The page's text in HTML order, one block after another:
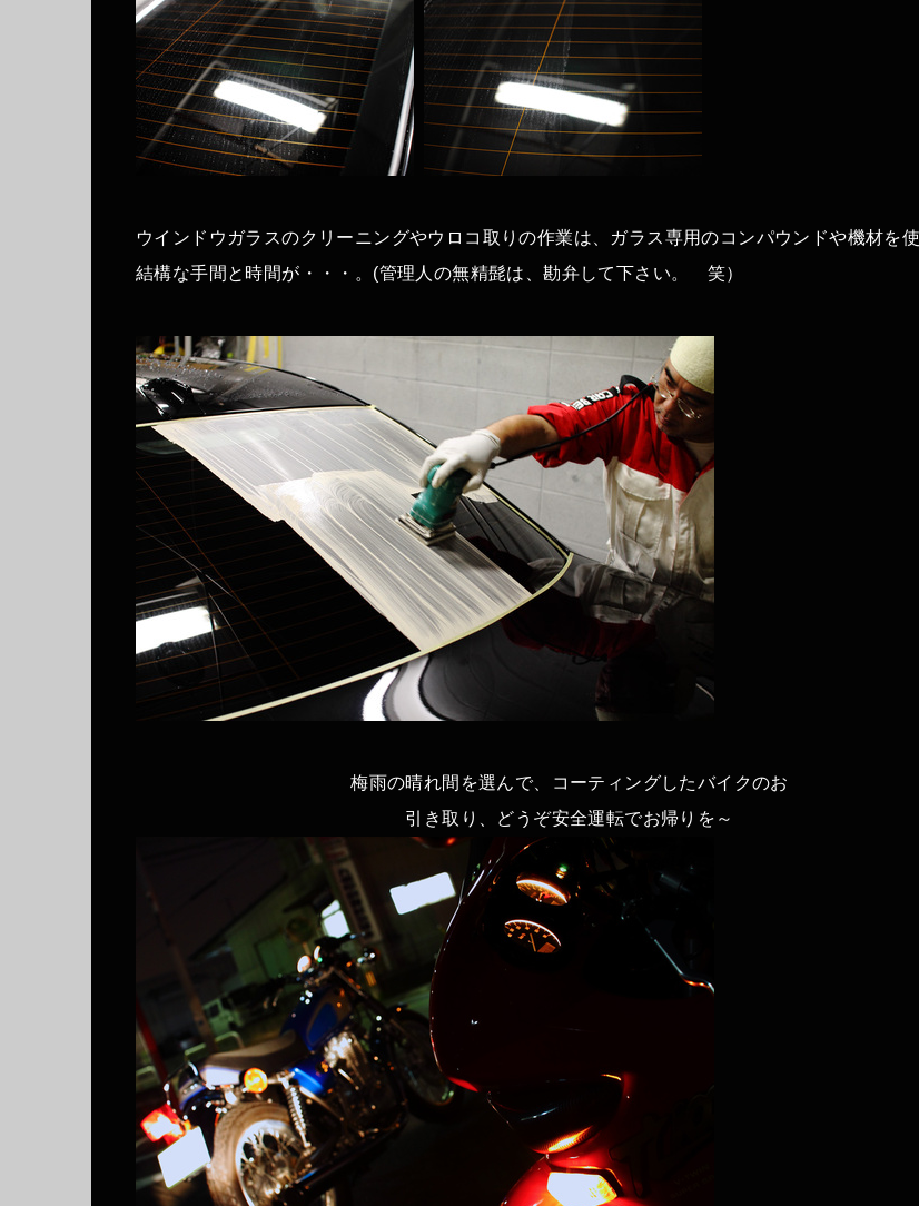
ウインドウガラスのクリーニングやウロコ取りの作業は、ガラス専用のコンパウンドや機材を
結構な手間と時間が・・・。(管理人の無精髭は、勘弁して下さい。 笑）
梅雨の晴れ間を選んで、コーティングしたバイクのお
引き取り、どうぞ安全運転でお帰りを～